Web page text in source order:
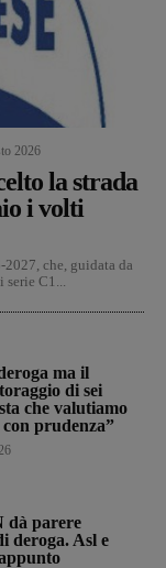
2026
la strada
i volti
che, guidata da
C1...
ma il
di sei
che valutiamo
con prudenza”
dà parere
deroga. Asl e